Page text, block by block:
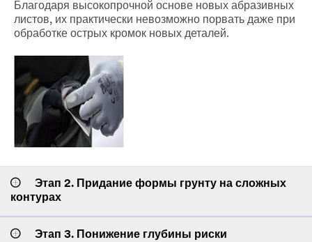
Благодаря высокопрочной основе новых абразивных
листов, их практически невозможно порвать даже при
обработке острых кромок новых деталей.
Этап 2. Придание формы грунту на сложных
контурах
Этап 3. Понижение глубины риски